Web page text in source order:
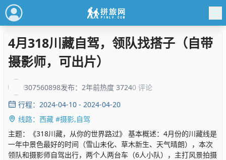
4月318川藏自驾，领队找搭子（自带
摄影师，可出片）
307560898发布：2年前热度 37240 评论
行程：2024-04-10 - 2024-04-20
线路：西藏 #摄影,自驾
主题：《318川藏，从你的世界路过》 基本概述：4月份的川藏线是
一年中景色最好的时间（雪山未化、草木新生、天气晴朗），本次
领队和摄影师自驾出行，两个人两台车（6人小队），主打风景拍摄